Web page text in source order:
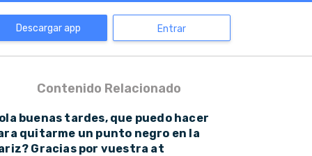
Descargar app Entrar
Contenido Relacionado
buenas tardes, que puedo hacer
quitarme un punto negro en la
Gracias por vuestra at